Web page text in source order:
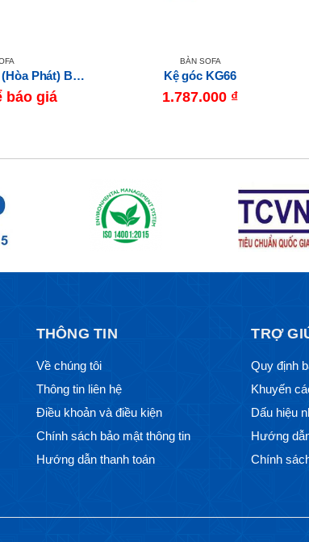
Bàn Sofa The One (Hòa Phát) BSF407-60
báo giá
BÀN SOFA
Kệ góc KG66
1.787.000 ₫
THÔNG TIN
Về chúng tôi
Thông tin liên hệ
Điều khoản và điều kiện
Chính sách bảo mật thông tin
Hướng dẫn thanh toán
TRỢ
Quy định
Khuyến
Dấu hiệu
Hướng
Chính